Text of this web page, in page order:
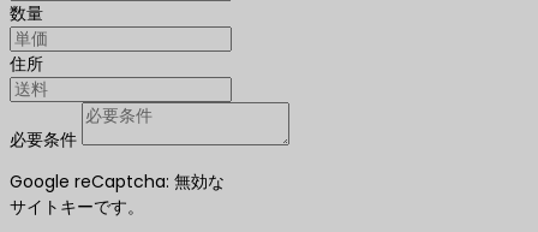
数量
住所
必要条件
Google reCaptcha: 無効な
サイトキーです。